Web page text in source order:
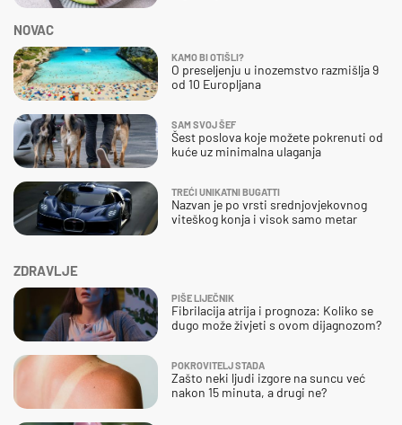
ZDRAVLJE
PIŠE LIJEČNIK
Fibrilacija atrija i prognoza: Koliko se
dugo može živjeti s ovom dijagnozom?
POKROVITELJ STADA
Zašto neki ljudi izgore na suncu već
nakon 15 minuta, a drugi ne?
NOVAC
KAMO BI OTIŠLI?
O preseljenju u inozemstvo razmišlja 9
od 10 Europljana
SAM SVOJ ŠEF
Šest poslova koje možete pokrenuti od
kuće uz minimalna ulaganja
TREĆI UNIKATNI BUGATTI
Nazvan je po vrsti srednjovjekovnog
viteškog konja i visok samo metar